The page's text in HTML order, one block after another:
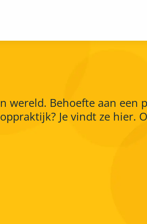
wereld. Behoefte aan een
Je vindt ze hier.